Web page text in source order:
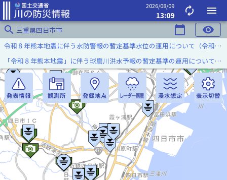
2026/08/09
13:09 autorenew
menu
search 三重県四日市市 calendar_today visibility
令和８年熊本地震に伴う水防警報の暫定基準水位の運用について（令和８年８月７日）
「令和８年熊本地震」に伴う球磨川洪水予報の暫定基準の運用について（令和８年８月５日）